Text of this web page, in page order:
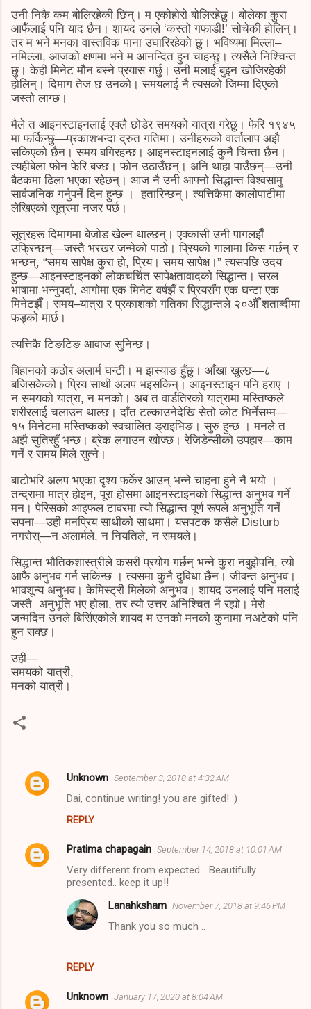
उनी निकै कम बोलिरहेकी छिन्। म एकोहोरो बोलिरहेछु। बोलेका कुरा
आफैँलाई पनि याद छैन। शायद उनले ‘कस्तो गफाडी!’ सोचेकी होलिन्।
तर म भने मनका वास्तविक पाना उघारिरहेको छु। भविष्यमा मिल्ला–
नमिल्ला, आजको क्षणमा भने म आनन्दित हुन चाहन्छु। त्यसैले निश्चिन्त
छु। केही मिनेट मौन बस्ने प्रयास गर्छु। उनी मलाई बुझ्न खोजिरहेकी
होलिन्। दिमाग तेज छ उनको। समयलाई नै त्यसको जिम्मा दिएको
जस्तो लाग्छ।
मैले त आइनस्टाइनलाई एक्लै छोडेर समयको यात्रा गरेछु। फेरि १९४५
मा फर्किन्छु—प्रकाशभन्दा द्रुत गतिमा। उनीहरूको वार्तालाप अझै
सकिएको छैन। समय बगिरहन्छ। आइनस्टाइनलाई कुनै चिन्ता छैन।
त्यहीबेला फोन फेरि बज्छ। फोन उठाउँछन्। अनि थाहा पाउँछन्—उनी
बैठकमा ढिला भएका रहेछन्। आज नै उनी आफ्नो सिद्धान्त विश्वसामु
सार्वजनिक गर्नुपर्ने दिन हुन्छ । हतारिन्छन्। त्यत्तिकैमा कालोपाटीमा
लेखिएको सूत्रमा नजर पर्छ।
सूत्रहरू दिमागमा बेजोड खेल्न थाल्छन्। एक्कासी उनी पागलझैँ
उफ्रिन्छन्—जस्तै भरखर जन्मेको पाठो। प्रियको गालामा किस गर्छन् र
भन्छन्, “समय सापेक्ष कुरा हो, प्रिय। समय सापेक्ष।” त्यसपछि उदय
हुन्छ—आइनस्टाइनको लोकचर्चित सापेक्षतावादको सिद्धान्त। सरल
भाषामा भन्नुपर्दा, आगोमा एक मिनेट वर्षझैँ र प्रियसँग एक घन्टा एक
मिनेटझैँ। समय–यात्रा र प्रकाशको गतिका सिद्धान्तले २०औँ शताब्दीमा
फड्को मार्छ।
त्यत्तिकै टिङटिङ आवाज सुनिन्छ।
बिहानको कठोर अलार्म घन्टी। म झस्याङ हुँछु। आँखा खुल्छ—८
बजिसकेको। प्रिय साथी अलप भइसकिन्। आइनस्टाइन पनि हराए ।
न समयको यात्रा, न मनको। अब त वार्डतिरको यात्रामा मस्तिष्कले
शरीरलाई चलाउन थाल्छ। दाँत टल्काउनेदेखि सेतो कोट भिर्नेसम्म—
१५ मिनेटमा मस्तिष्कको स्वचालित ड्राइभिङ। सुरु हुन्छ । मनले त
अझै सुतिरहुँ भन्छ। ब्रेक लगाउन खोज्छ। रेजिडेन्सीको उपहार—काम
गर्ने र समय मिले सुत्ने।
बाटोभरि अलप भएका दृश्य फर्केर आउन् भन्ने चाहना हुने नै भयो ।
तन्द्रामा मात्र होइन, पूरा होसमा आइनस्टाइनको सिद्धान्त अनुभव गर्ने
मन। पेरिसको आइफल टावरमा त्यो सिद्धान्त पूर्ण रूपले अनुभूति गर्ने
सपना—उही मनप्रिय साथीको साथमा। यसपटक कसैले Disturb
नगरोस्—न अलार्मले, न नियतिले, न समयले।
सिद्धान्त भौतिकशास्त्रीले कसरी प्रयोग गर्छन् भन्ने कुरा नबुझेपनि, त्यो
आफै अनुभव गर्न सकिन्छ । त्यसमा कुनै दुविधा छैन। जीवन्त अनुभव।
भावशून्य अनुभव। केमिस्ट्री मिलेको अनुभव। शायद उनलाई पनि मलाई
जस्तै अनुभूति भए होला, तर त्यो उत्तर अनिश्चित नै रह्यो। मेरो
जन्मदिन उनले बिर्सिएकोले शायद म उनको मनको कुनामा नअटेको पनि
हुन सक्छ।
उही—
समयको यात्री,
मनको यात्री।
C
m
e
Unknown September 3, 2018 at 4:32 AM
Dai, continue writing! you are gifted! :)
REPLY
Pratima chapagain September 14, 2018 at 10:01 AM
Very different from expected... Beautifully
presented.. keep it up!!
REPLY
Lanahksham November 7, 2018 at 9:46 PM
Thank you so much ..
Unknown January 17, 2020 at 8:04 AM